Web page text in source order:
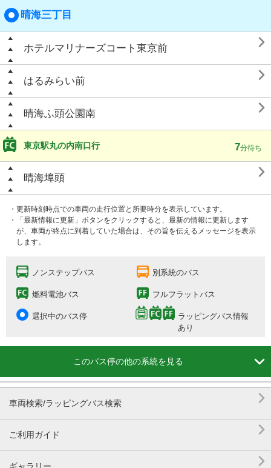
晴海三丁目
ホテルマリナーズコート東京前 
はるみらい前 
晴海ふ頭公園南 
東京駅丸の内南口行 7分待ち
晴海埠頭 
・更新時刻時点での車両の走行位置と所要時分を表示しています。
・「最新情報に更新」ボタンをクリックすると、最新の情報に更新します
が、車両が終点に到着していた場合は、その旨を伝えるメッセージを表示
します。
ノンステップバス 別系統のバス
燃料電池バス フルフラットバス
選択中のバス停
ラッピングバス情報
あり
このバス停の他の系統を見る 
車両検索/ラッピングバス検索 
ご利用ガイド 
